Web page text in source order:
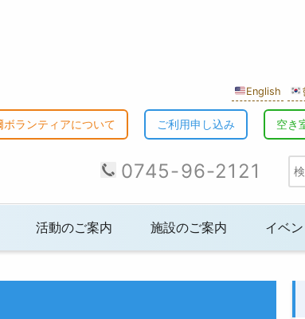
English
ボランティアについて ご利用申し込み 空き
0745-96-2121
活動のご案内 施設のご案内 イベ